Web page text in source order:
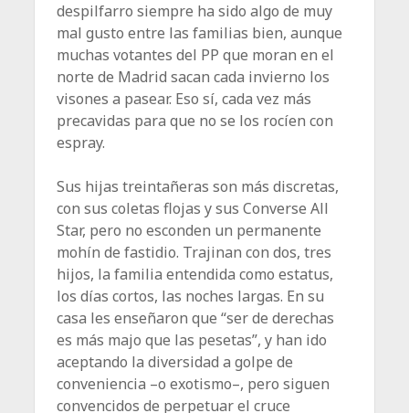
despilfarro siempre ha sido algo de muy
mal gusto entre las familias bien, aunque
muchas votantes del PP que moran en el
norte de Madrid sacan cada invierno los
visones a pasear. Eso sí, cada vez más
precavidas para que no se los rocíen con
espray.
Sus hijas treintañeras son más discretas,
con sus coletas flojas y sus Converse All
Star, pero no esconden un permanente
mohín de fastidio. Trajinan con dos, tres
hijos, la familia entendida como estatus,
los días cortos, las noches largas. En su
casa les enseñaron que “ser de derechas
es más majo que las pesetas”, y han ido
aceptando la diversidad a golpe de
conveniencia –o exotismo–, pero siguen
convencidos de perpetuar el cruce